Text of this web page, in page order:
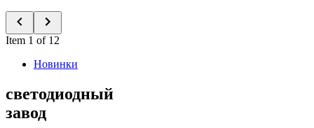
Item 1 of 12
Новинки
светодиодный
завод